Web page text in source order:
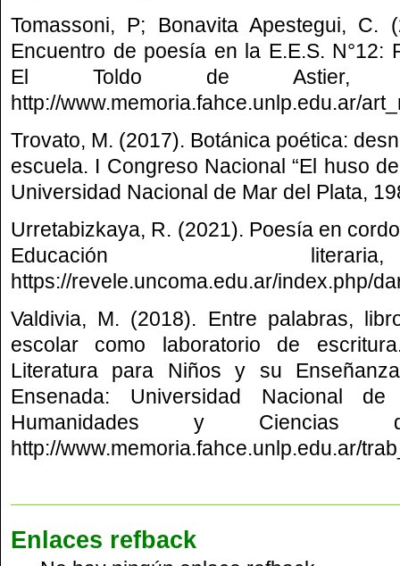
Tomassoni, P; Bonavita Apestegui, C.
Encuentro de poesía en la E.E.S. N°12:
El Toldo de Astier,
http://www.memoria.fahce.unlp.edu.ar/
Trovato, M. (2017). Botánica poética:
escuela. I Congreso Nacional “El huso
Universidad Nacional de Mar del Plata,
Urretabizkaya, R. (2021). Poesía en
Educación
https://revele.uncoma.edu.ar/index.php/
Valdivia, M. (2018). Entre palabras,
escolar como laboratorio de
Literatura para Niños y su
Ensenada: Universidad Nacional
Humanidades y Ciencias
http://www.memoria.fahce.unlp.edu.ar/
Enlaces refback